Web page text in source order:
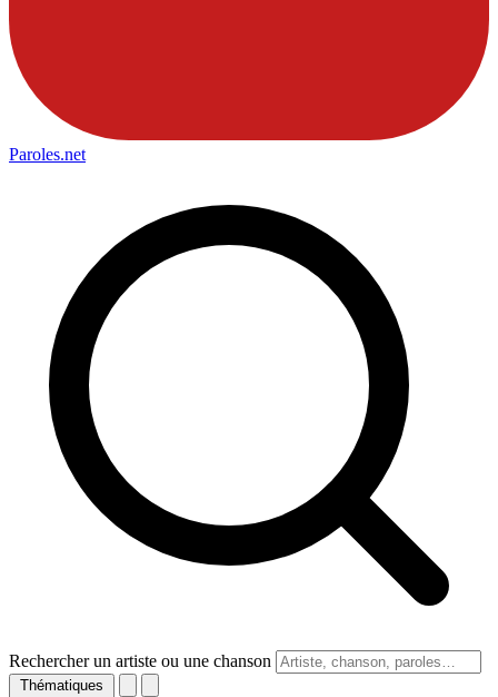
Paroles.net
Rechercher un artiste ou une chanson
Thématiques